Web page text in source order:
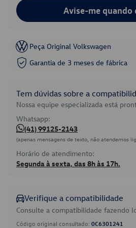
Avise-me quando
Peça Original Volkswagen
Garantia de 3 meses de fábrica
Tem dúvidas sobre a
Nossa equipe especializada está
Whatsapp:
(41) 99125-2143
(apenas mensagens de texto, não atendemos
Horário de atendimento:
Segunda à sexta, das 8h às 17h.
Verifique a compatibilidade
Consulte a compatibilidade fazendo
Código original consultado: 0C6301241